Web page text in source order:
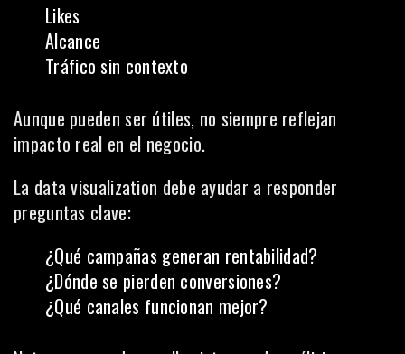
Likes
Alcance
Tráfico sin contexto
Aunque pueden ser útiles, no siempre reflejan
impacto real en el negocio.
La data visualization debe ayudar a responder
preguntas clave:
¿Qué campañas generan rentabilidad?
¿Dónde se pierden conversiones?
¿Qué canales funcionan mejor?